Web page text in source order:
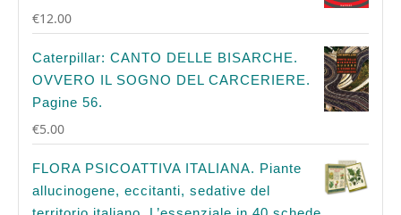
€12.00
Caterpillar: CANTO DELLE BISARCHE.
OVVERO IL SOGNO DEL CARCERIERE.
Pagine 56.
€5.00
FLORA PSICOATTIVA ITALIANA. Piante
allucinogene, eccitanti, sedative del